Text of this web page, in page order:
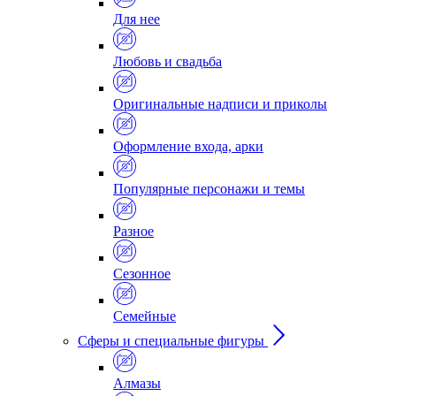
Для нее
Любовь и свадьба
Оригинальные надписи и приколы
Оформление входа, арки
Популярные персонажи и темы
Разное
Сезонное
Семейные
Сферы и специальные фигуры
Алмазы